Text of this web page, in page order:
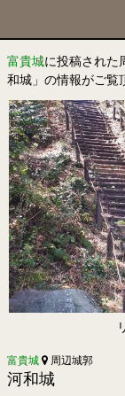
富貴城に投稿された
和城」の情報がご覧
富貴城 周辺城郭
河和城